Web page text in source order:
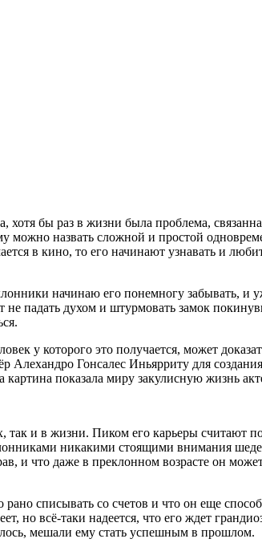
хотя бы раз в жизни была проблема,
можно назвать сложной и простой
в кино, то его начинают узнавать и
начинаю его понемногу забывать, и
не падать духом и штурмовать замок
у которого это получается, может
Гонсалес Иньярриту для
показала миру закулисную жизнь
так и в жизни. Пиком его карьеры считают
никакими стоящими внимания
и что даже в преклонном возрасте он
списывать со счетов и что он еще
но всё-таки надеется, что его ждет
мешали ему стать успешным в прошлом.